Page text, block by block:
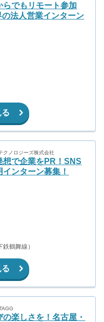
らでもリモート参加
の法人営業インターン
クノロジーズ株式会社
想で企業をPR！SNS
ンターン募集！
鶴舞線）
楽しさを！名古屋・